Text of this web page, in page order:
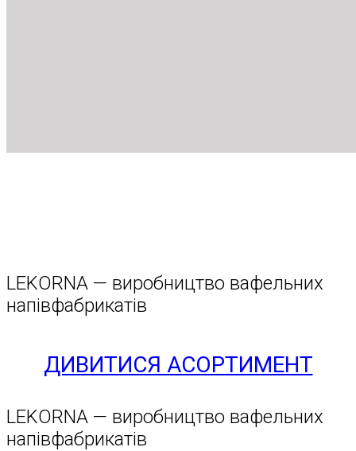
LEKORNA — виробництво вафельних
напівфабрикатів
ДИВИТИСЯ АСОРТИМЕНТ
LEKORNA — виробництво вафельних
напівфабрикатів